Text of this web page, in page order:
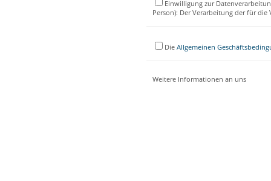
Einwilligung zur
Person): Der Verarbeitung der für
Die Allgemeinen
Weitere Informationen an uns